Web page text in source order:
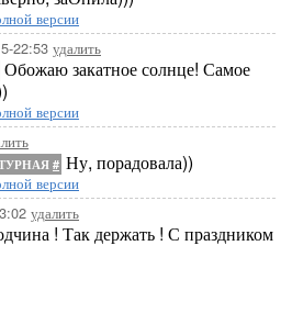
версии
22:53 удалить
Обожаю закатное солнце! Самое
версии
# Ну, порадовала))
версии
удалить
! Так держать ! С праздником